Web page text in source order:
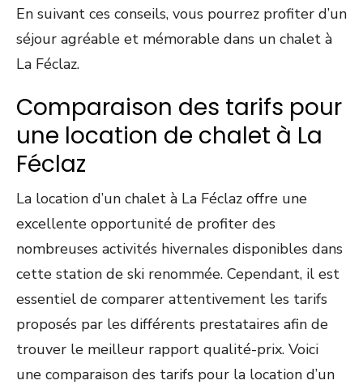
En suivant ces conseils, vous pourrez profiter d’un
séjour agréable et mémorable dans un chalet à
La Féclaz.
Comparaison des tarifs pour
une location de chalet à La
Féclaz
La location d’un chalet à La Féclaz offre une
excellente opportunité de profiter des
nombreuses activités hivernales disponibles dans
cette station de ski renommée. Cependant, il est
essentiel de comparer attentivement les tarifs
proposés par les différents prestataires afin de
trouver le meilleur rapport qualité-prix. Voici
une comparaison des tarifs pour la location d’un